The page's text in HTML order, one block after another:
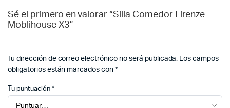
Sé el primero en valorar “Silla Comedor Firenze
Moblihouse X3”
Tu dirección de correo electrónico no será publicada. Los campos
obligatorios están marcados con*
Tu puntuación *